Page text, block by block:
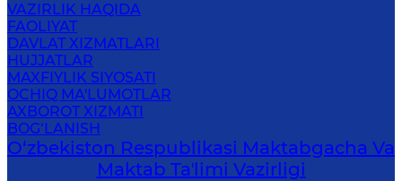
VAZIRLIK HAQIDA
FAOLIYAT
DAVLAT XIZMATLARI
HUJJATLAR
MAXFIYLIK SIYOSATI
OCHIQ MA'LUMOTLAR
AXBOROT XIZMATI
BOG‘LANISH
O‘zbekiston Respublikasi Maktabgacha Va
Maktab Taʼlimi Vazirligi